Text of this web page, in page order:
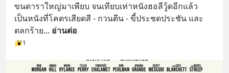
ขนดาราใหญ่มาเพียบ จนเทียบเท่าหนังฮอลีวู้ดอีกแล้ว
เป็นหนังที่โคตรเสียดสี - กวนตีน - ขี้ประชดประชัน และ
ตลกร้าย... อ่านต่อ
1